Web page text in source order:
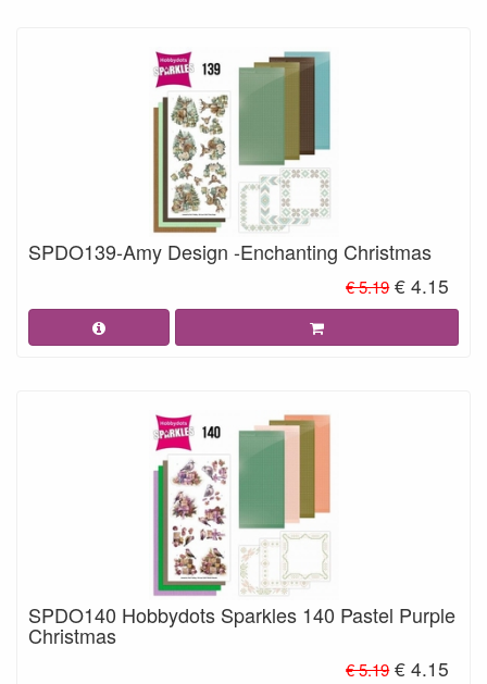
SPDO139-Amy Design -Enchanting Christmas
€ 5.19 € 4.15
SPDO140 Hobbydots Sparkles 140 Pastel Purple
Christmas
€ 5.19 € 4.15